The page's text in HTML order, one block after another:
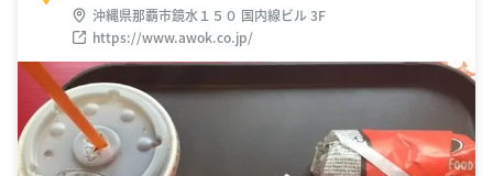
沖縄県那覇市鏡水１５０ 国内線ビル 3F
https://www.awok.co.jp/